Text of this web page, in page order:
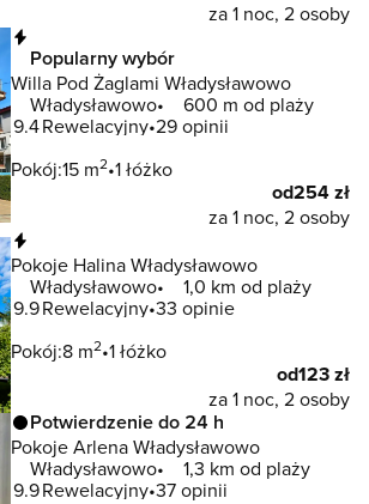
za 1 noc, 2 osoby
Popularny wybór
Willa Pod Żaglami Władysławowo
Władysławowo
600 m od plaży
9.4Rewelacyjny 29 opinii
Pokój:15 m2 1 łóżko
od254 zł
za 1 noc, 2 osoby
Pokoje Halina Władysławowo
Władysławowo
1,0 km od plaży
9.9Rewelacyjny 33 opinie
Pokój:8 m2 1 łóżko
od123 zł
za 1 noc, 2 osoby
Potwierdzenie do 24 h
Pokoje Arlena Władysławowo
Władysławowo
1,3 km od plaży
9.9Rewelacyjny 37 opinii